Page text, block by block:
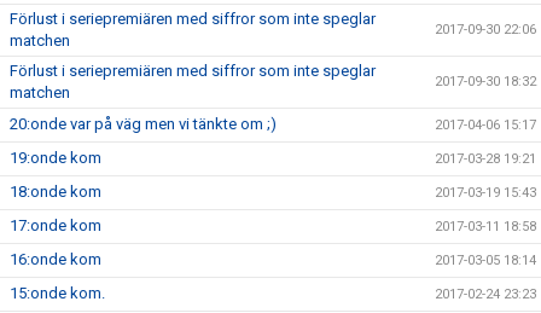
Förlust i seriepremiären med siffror som inte speglar
matchen
2017-09-30 22:06
Förlust i seriepremiären med siffror som inte speglar
matchen
2017-09-30 18:32
20:onde var på väg men vi tänkte om ;) 2017-04-06 15:17
19:onde kom 2017-03-28 19:21
18:onde kom 2017-03-19 15:43
17:onde kom 2017-03-11 18:58
16:onde kom 2017-03-05 18:14
15:onde kom. 2017-02-24 23:23